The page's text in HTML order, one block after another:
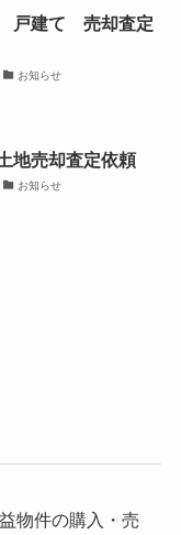
戸建て 売却査定
お知らせ
地売却査定依頼
お知らせ
物件の購入・売